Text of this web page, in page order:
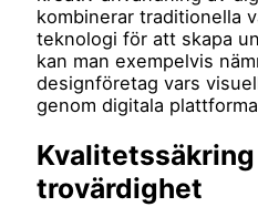
kombinerar traditionella
teknologi för att skapa
kan man exempelvis
designföretag vars
genom digitala
trovärdighet